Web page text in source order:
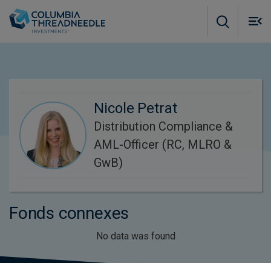
Nicole Petrat
Distribution Compliance &
AML-Officer (RC, MLRO &
GwB)
Fonds connexes
No data was found